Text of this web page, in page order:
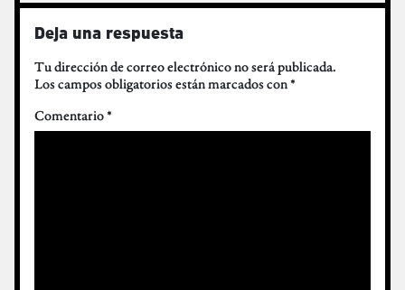
Deja una respuesta
Tu dirección de correo electrónico no será publicada.
Los campos obligatorios están marcados con*
Comentario*